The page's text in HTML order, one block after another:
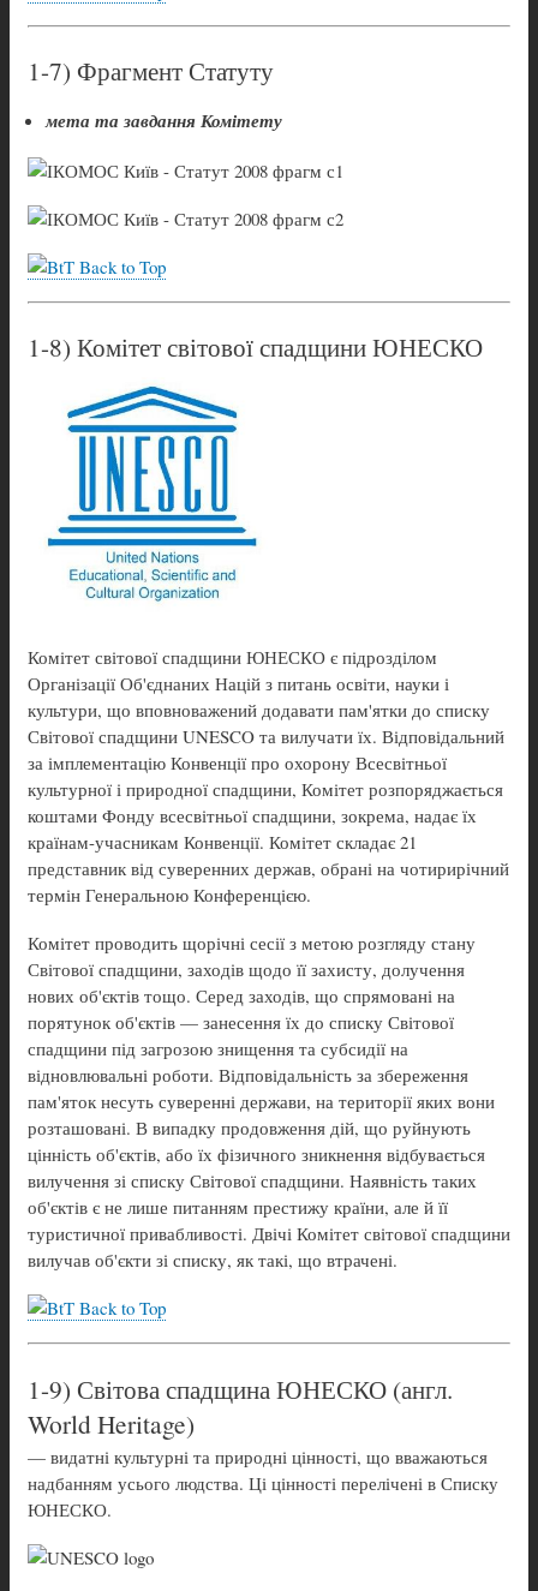
1-7) Фрагмент Статуту
мета та завдання Комітету
Back to Top
1-8) Комітет світової спадщини ЮНЕСКО
Комітет світової спадщини ЮНЕСКО є підрозділом
Організації Об'єднаних Націй з питань освіти, науки і
культури, що вповноважений додавати пам'ятки до списку
Світової спадщини UNESCO та вилучати їх. Відповідальний
за імплементацію Конвенції про охорону Всесвітньої
культурної і природної спадщини, Комітет розпоряджається
коштами Фонду всесвітньої спадщини, зокрема, надає їх
країнам-учасникам Конвенції. Комітет складає 21
представник від суверенних держав, обрані на чотирирічний
термін Генеральною Конференцією.
Комітет проводить щорічні сесії з метою розгляду стану
Світової спадщини, заходів щодо її захисту, долучення
нових об'єктів тощо. Серед заходів, що спрямовані на
порятунок об'єктів — занесення їх до списку Світової
спадщини під загрозою знищення та субсидії на
відновлювальні роботи. Відповідальність за збереження
пам'яток несуть суверенні держави, на території яких вони
розташовані. В випадку продовження дій, що руйнують
цінність об'єктів, або їх фізичного зникнення відбувається
вилучення зі списку Світової спадщини. Наявність таких
об'єктів є не лише питанням престижу країни, але й її
туристичної привабливості. Двічі Комітет світової спадщини
вилучав об'єкти зі списку, як такі, що втрачені.
Back to Top
1-9) Світова спадщина ЮНЕСКО (англ.
World Heritage)
— видатні культурні та природні цінності, що вважаються
надбанням усього людства. Ці цінності перелічені в Списку
ЮНЕСКО.